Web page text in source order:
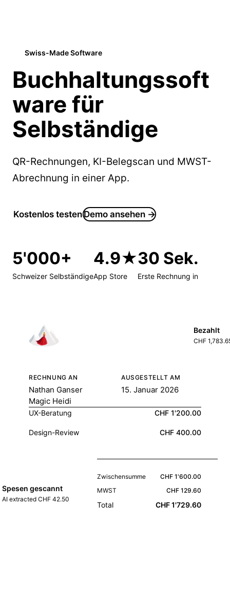
Swiss-Made Software
Buchhaltungs­soft
ware für
Selbständige
QR-Rechnungen, KI-Belegscan und MWST-
Abrechnung in einer App.
Kostenlos testenDemo ansehen →
5'000+
Schweizer Selbständige
4.9★
App Store
30 Sek.
Erste Rechnung in
RECHNUNG AN
Nathan Ganser
Magic Heidi
AUSGESTELLT AM
15. Januar 2026
UX-Beratung CHF 1'200.00
Design-Review CHF 400.00
Zwischensumme
CHF 1'600.00
MWST
CHF 129.60
Total CHF 1'729.60
Bezahlt
CHF
Spesen gescannt
AI extracted CHF 42.50